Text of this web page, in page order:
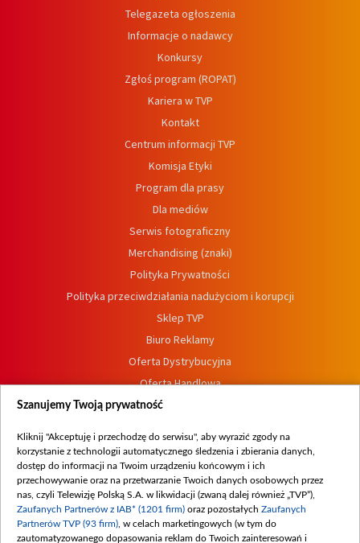
Telegazeta ogłoszenia
Informacje o nadawcy
Konkursy
Zgłoś program (ROPAT)
Kariera w TVP
Kontakt
Centrum informacji TVP
Komisja Etyki
Program dla prasy
Dla mediów
Serwis fotograficzny
Merchandising (znaki)
Polityka Prywatności
Polityka przeciwdziałania nadużyciom i korupcji
Sklep TVP
Biuro Reklamy
Oferta Dystrybucyjna
Oferta Handlowa
Dostępność
Procedura zgłoszeń wewnętrznych
Szanujemy Twoją prywatność
Kliknij "Akceptuję i przechodzę do serwisu", aby wyrazić zgody na
korzystanie z technologii automatycznego śledzenia i zbierania danych,
dostęp do informacji na Twoim urządzeniu końcowym i ich
przechowywanie oraz na przetwarzanie Twoich danych osobowych przez
nas, czyli Telewizję Polską S.A. w likwidacji (zwaną dalej również „TVP”),
Zaufanych Partnerów z IAB* (1201 firm) oraz pozostałych Zaufanych
Partnerów TVP (93 firm) , w celach marketingowych (w tym do
zautomatyzowanego dopasowania reklam do Twoich zainteresowań i